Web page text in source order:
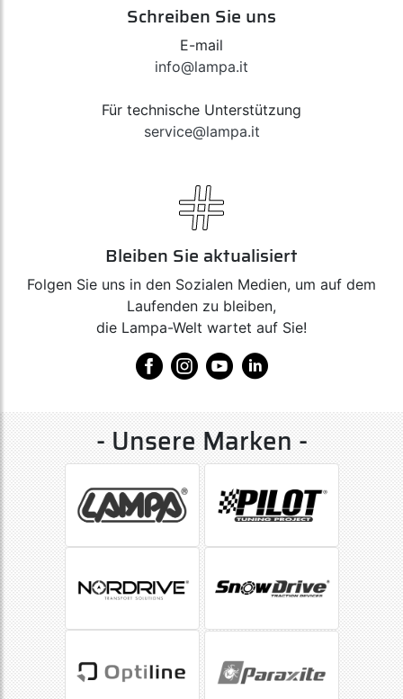
Schreiben Sie uns
E-mail
info@lampa.it
Für technische Unterstützung
service@lampa.it
Bleiben Sie aktualisiert
Folgen Sie uns in den Sozialen Medien, um auf dem
Laufenden zu bleiben,
die Lampa-Welt wartet auf Sie!
- Unsere Marken -